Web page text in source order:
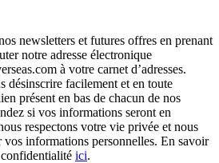
newsletters et futures offres en prenant
notre adresse électronique
à votre carnet d’adresses.
désinscrire facilement et en toute
présent en bas de chacun de nos
si vos informations seront en
respectons votre vie privée et nous
vos informations personnelles. En savoir
ici.